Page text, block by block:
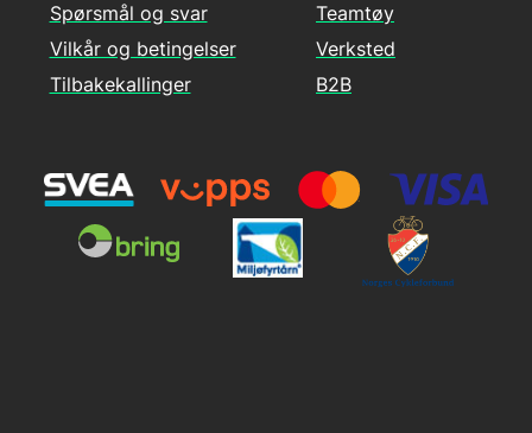
Spørsmål og svar
Vilkår og betingelser
Tilbakekallinger
Teamtøy
Verksted
B2B